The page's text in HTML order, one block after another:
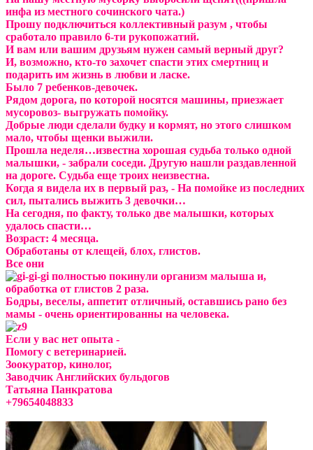
инфа из местного сочинского чата.)
Прошу подключиться коллективный разум , чтобы
сработало правило 6-ти рукопожатий.
И вам или вашим друзьям нужен самый верный друг?
И, возможно, кто-то захочет спасти этих смертниц и
подарить им жизнь в любви и ласке.
Было 7 ребенков-девочек.
Рядом дорога, по которой носятся машины, приезжает
мусоровоз- выгружать помойку.
Добрые люди сделали будку и кормят, но этого слишком
мало, чтобы щенки выжили.
Прошла неделя…известна хорошая судьба только одной
малышки, - забрали соседи. Другую нашли раздавленной
на дороге. Судьба еще троих неизвестна.
Когда я видела их в первый раз, - На помойке из последних
сил, пытались выжить 3 девочки…
На сегодня, по факту, только две малышки, которых
удалось спасти…
Возраст: 4 месяца.
Обработаны от клещей, блох, глистов.
Все они
полностью покинули организм малыша и,
обработка от глистов 2 раза.
Бодры, веселы, аппетит отличный, оставшись рано без
мамы - очень ориентированны на человека.
Если у вас нет опыта -
Помогу с ветеринарией.
Зоокуратор, кинолог,
Заводчик Английских бульдогов
Татьяна Панкратова
+79654048833